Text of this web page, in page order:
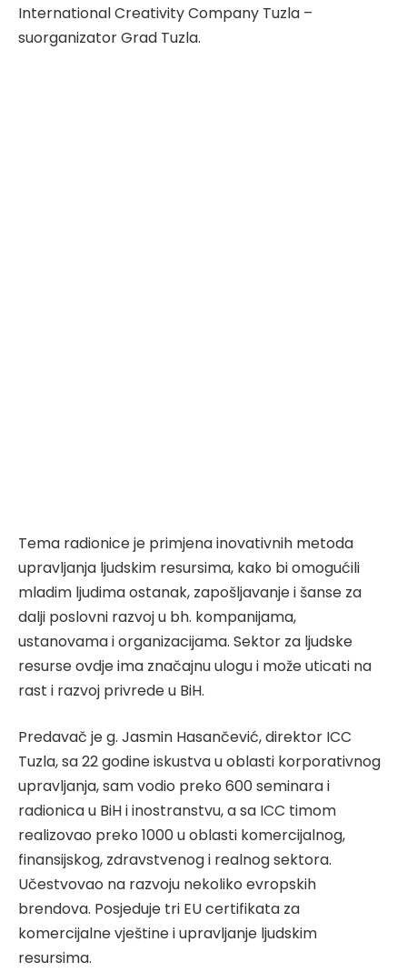
International Creativity Company Tuzla –
suorganizator Grad Tuzla.
Tema radionice je primjena inovativnih metoda
upravljanja ljudskim resursima, kako bi omogućili
mladim ljudima ostanak, zapošljavanje i šanse za
dalji poslovni razvoj u bh. kompanijama,
ustanovama i organizacijama. Sektor za ljudske
resurse ovdje ima značajnu ulogu i može uticati na
rast i razvoj privrede u BiH.
Predavač je g. Jasmin Hasančević, direktor ICC
Tuzla, sa 22 godine iskustva u oblasti korporativnog
upravljanja, sam vodio preko 600 seminara i
radionica u BiH i inostranstvu, a sa ICC timom
realizovao preko 1000 u oblasti komercijalnog,
finansijskog, zdravstvenog i realnog sektora.
Učestvovao na razvoju nekoliko evropskih
brendova. Posjeduje tri EU certifikata za
komercijalne vještine i upravljanje ljudskim
resursima.